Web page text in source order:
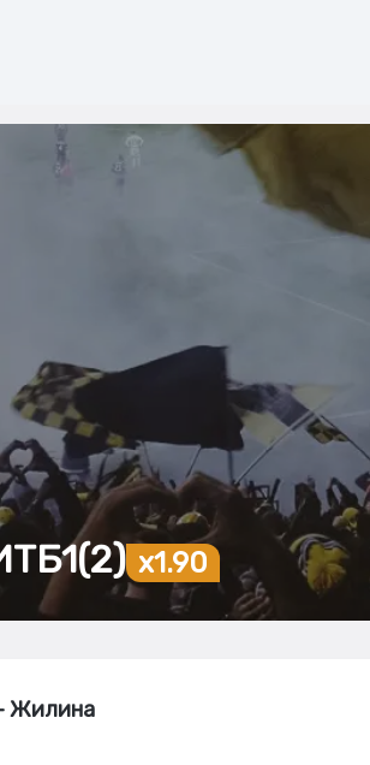
x1.90
- Жилина